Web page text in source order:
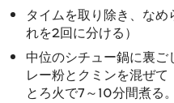
タイムを取り除き、な
れを2回に分ける）
中位のシチュー鍋に裏ご
レー粉とクミンを混ぜて
とろ火で7～10分間煮る。